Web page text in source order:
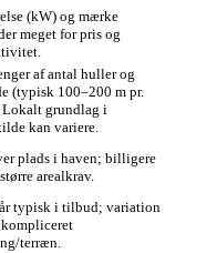
(kW) og mærke
meget for pris og
af antal huller og
(typisk 100–200 m pr.
grundlag i
kan variere.
plads i haven; billigere
arealkrav.
typisk i tilbud; variation
terræn.